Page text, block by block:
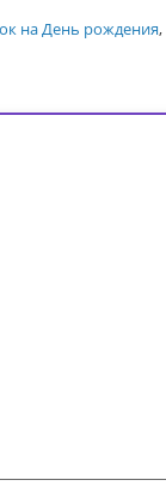
на День рождения,